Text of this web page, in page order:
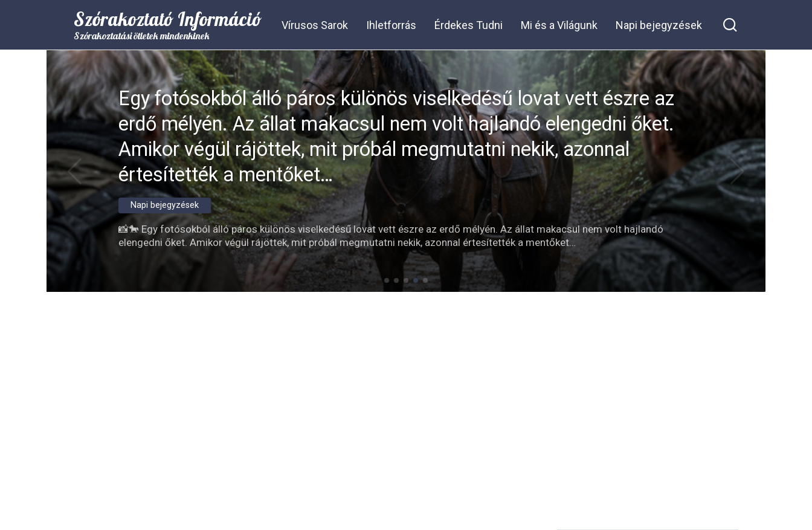
Szórakoztató Információ
Szórakoztatási ötletek mindenkinek
Vírusos Sarok Ihletforrás Érdekes Tudni Mi és a Világunk Napi bejegyzések
Egy fotósokból álló páros különös viselkedésű lovat vett észre az
erdő mélyén. Az állat makacsul nem volt hajlandó elengedni őket.
Amikor végül rájöttek, mit próbál megmutatni nekik, azonnal
értesítették a mentőket…
Napi bejegyzések
📸🐎 Egy fotósokból álló páros különös viselkedésű lovat vett észre az erdő mélyén. Az állat makacsul nem volt hajlandó
elengedni őket. Amikor végül rájöttek, mit próbál megmutatni nekik, azonnal értesítették a mentőket…